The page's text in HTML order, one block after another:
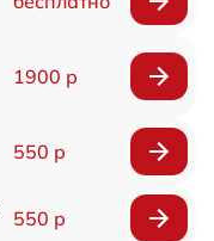
1900 р
550 р
550 р